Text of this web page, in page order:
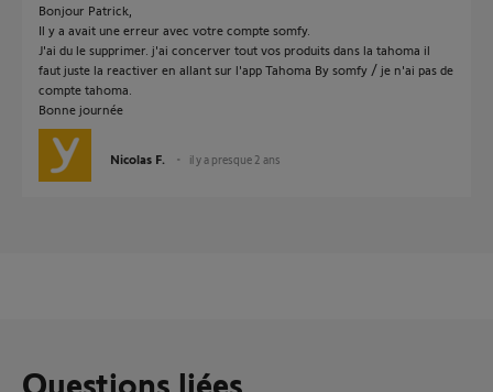
Bonjour Patrick,
Il y a avait une erreur avec votre compte somfy.
J'ai du le supprimer. j'ai concerver tout vos produits dans la tahoma il
faut juste la reactiver en allant sur l'app Tahoma By somfy / je n'ai pas de
compte tahoma.
Bonne journée
Nicolas F. il y a presque 2 ans
Questions liées